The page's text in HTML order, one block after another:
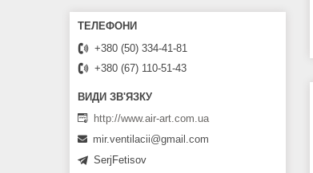
+380 (50) 334-41-81
+380 (67) 110-51-43
http://www.air-art.com.ua
mir.ventilacii@gmail.com
SerjFetisov